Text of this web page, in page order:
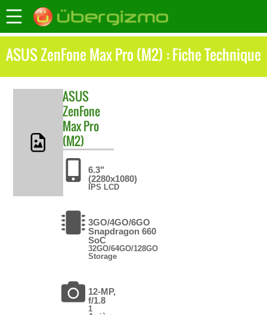
ASUS ZenFone Max Pro (M2) : Fiche Technique
ASUS
ZenFone
Max Pro
(M2)
6.3"
(2280x1080)
IPS LCD
3GO/4GO/6GO
Snapdragon 660
SoC
32GO/64GO/128GO
Storage
12-MP,
f/1.8
1